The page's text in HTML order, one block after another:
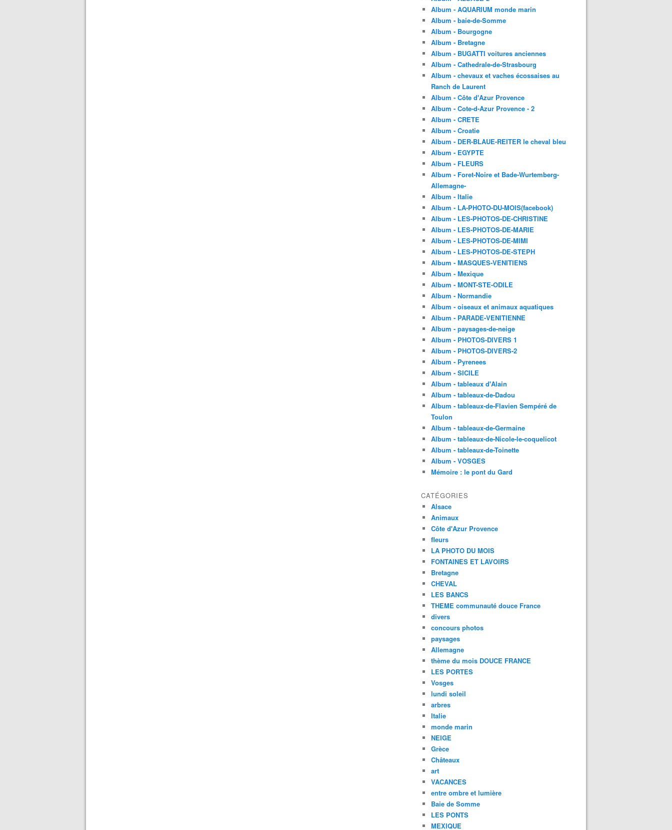
Album - AQUARIUM monde marin
Album - baie-de-Somme
Album - Bourgogne
Album - Bretagne
Album - BUGATTI voitures anciennes
Album - Cathedrale-de-Strasbourg
Album - chevaux et vaches écossaises au
Ranch de Laurent
Album - Côte d'Azur Provence
Album - Cote-d-Azur Provence - 2
Album - CRETE
Album - Croatie
Album - DER-BLAUE-REITER le cheval bleu
Album - EGYPTE
Album - FLEURS
Album - Foret-Noire et Bade-Wurtemberg-
Allemagne-
Album - Italie
Album - LA-PHOTO-DU-MOIS(facebook)
Album - LES-PHOTOS-DE-CHRISTINE
Album - LES-PHOTOS-DE-MARIE
Album - LES-PHOTOS-DE-MIMI
Album - LES-PHOTOS-DE-STEPH
Album - MASQUES-VENITIENS
Album - Mexique
Album - MONT-STE-ODILE
Album - Normandie
Album - oiseaux et animaux aquatiques
Album - PARADE-VENITIENNE
Album - paysages-de-neige
Album - PHOTOS-DIVERS 1
Album - PHOTOS-DIVERS-2
Album - Pyrenees
Album - SICILE
Album - tableaux d'Alain
Album - tableaux-de-Dadou
Album - tableaux-de-Flavien Sempéré de
Toulon
Album - tableaux-de-Germaine
Album - tableaux-de-Nicole-le-coquelicot
Album - tableaux-de-Toinette
Album - VOSGES
Mémoire : le pont du Gard
CATÉGORIES
Alsace
Animaux
Côte d'Azur Provence
fleurs
LA PHOTO DU MOIS
FONTAINES ET LAVOIRS
Bretagne
CHEVAL
LES BANCS
THEME communauté douce France
divers
concours photos
paysages
Allemagne
thème du mois DOUCE FRANCE
LES PORTES
Vosges
lundi soleil
arbres
Italie
monde marin
NEIGE
Grèce
Châteaux
art
VACANCES
entre ombre et lumière
Baie de Somme
LES PONTS
MEXIQUE